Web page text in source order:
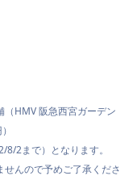
HMV 阪急西宮ガーデン
8/2まで）となります。
んので予めご了承くださ